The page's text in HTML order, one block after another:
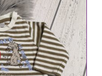
/ DETAILS